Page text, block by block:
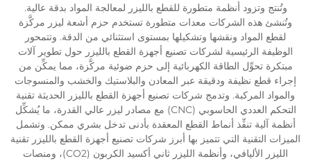
وتُنتج وتزود أنظمة متطورة للقطع بالليزر لمعالجة المواد بدقة عالية.
وتُنشئ هذه الشركات معدات متطورة تستخدم حزم أشعة ليزر مركَّزة
لقطع المواد ونقشها وتشكيلها بمستوى استثنائي من الدقة. وتتمحور
الوظيفة الرئيسية لشركات تصنيع أجهزة القطع بالليزر حول تطوير آلات
مبتكرة تحوِّل الطاقة الكهربائية إلى حزم ضوئية مركَّزة، مما يمكِّن من
إجراء قطع نظيفة ودقيقة عبر المعادن والبلاستيك والخشب والمنسوجات
والمواد المركبة. وتدمج شركات تصنيع أجهزة القطع بالليزر الحديثة تقنية
التحكم العددي الحاسوبي (CNC) مع مصادر ليزر عالي القدرة، ما يُشكِّل
أنظمة آلية تنفِّذ أنماط القطع المعقدة بأدنى تدخل بشري ممكن. وتشمل
الميزات التقنية التي تتميز بها أبرز شركات تصنيع أجهزة القطع بالليزر تقنية
الليزر الأليافي، وأنظمة الليزر ثاني أكسيد الكربون (CO2)، ومنصات